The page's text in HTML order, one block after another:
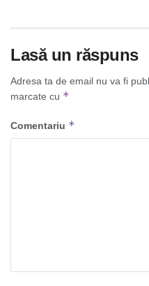
Lasă un răspuns
Adresa ta de email nu va fi
marcate cu *
Comentariu *